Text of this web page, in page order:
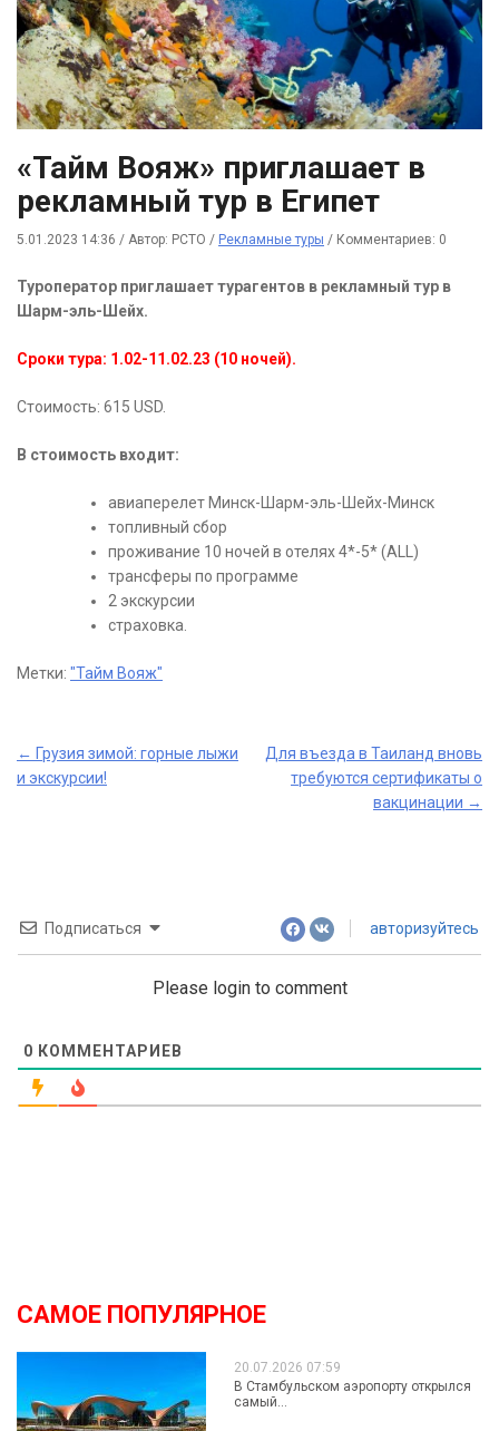
«Тайм Вояж» приглашает в
рекламный тур в Египет
5.01.2023 14:36 / Автор: РСТО / Рекламные туры / Комментариев: 0
Туроператор приглашает турагентов в рекламный тур в
Шарм-эль-Шейх.
Сроки тура: 1.02-11.02.23 (10 ночей).
Стоимость: 615 USD.
В стоимость входит:
авиаперелет Минск-Шарм-эль-Шейх-Минск
топливный сбор
проживание 10 ночей в отелях 4*-5* (ALL)
трансферы по программе
2 экскурсии
страховка.
Метки: "Тайм Вояж"
Post
← Грузия зимой: горные лыжи
и экскурсии!
Для въезда в Таиланд вновь
требуются сертификаты о
вакцинации →
Подписаться авторизуйтесь
Please login to comment
0 КОММЕНТАРИЕВ
САМОЕ ПОПУЛЯРНОЕ
20.07.2026 07:59
В Стамбульском аэропорту открылся
самый...